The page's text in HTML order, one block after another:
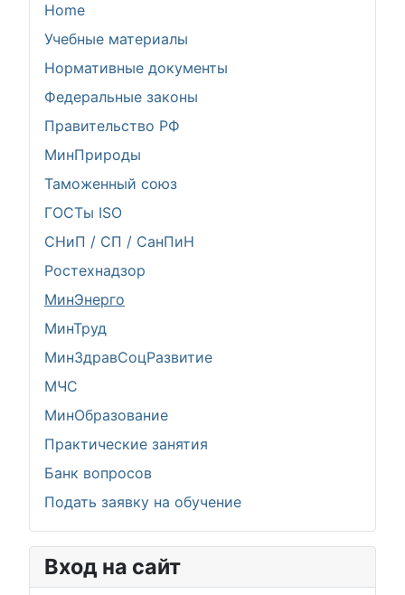
Home
Учебные материалы
Нормативные документы
Федеральные законы
Правительство РФ
МинПрироды
Таможенный союз
ГОСТы ISO
СНиП / СП / СанПиН
Ростехнадзор
МинЭнерго
МинТруд
МинЗдравСоцРазвитие
МЧС
МинОбразование
Практические занятия
Банк вопросов
Подать заявку на обучение
Вход на сайт